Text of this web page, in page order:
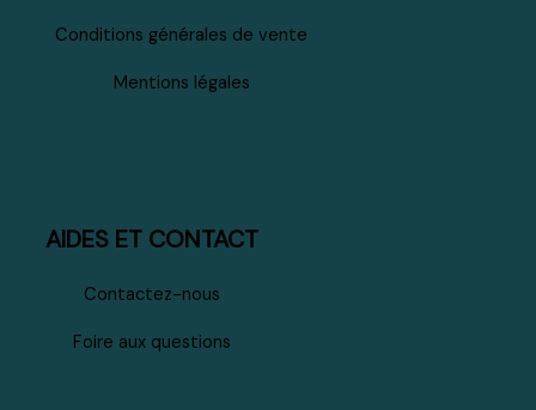
Conditions générales de vente
Mentions légales
AIDES ET CONTACT
Contactez-nous
Foire aux questions